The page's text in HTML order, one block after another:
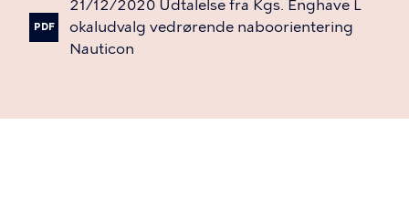
PDF
21/12/2020 Udtalelse fra Kgs. Enghave L
okaludvalg vedrørende naboorientering
Nauticon